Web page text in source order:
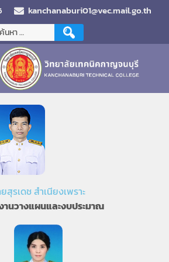
kanchanaburi01@vec.mail.go.th
สุรเดช สำเนียงเพราะ
านวางแผนและงบประมาณ